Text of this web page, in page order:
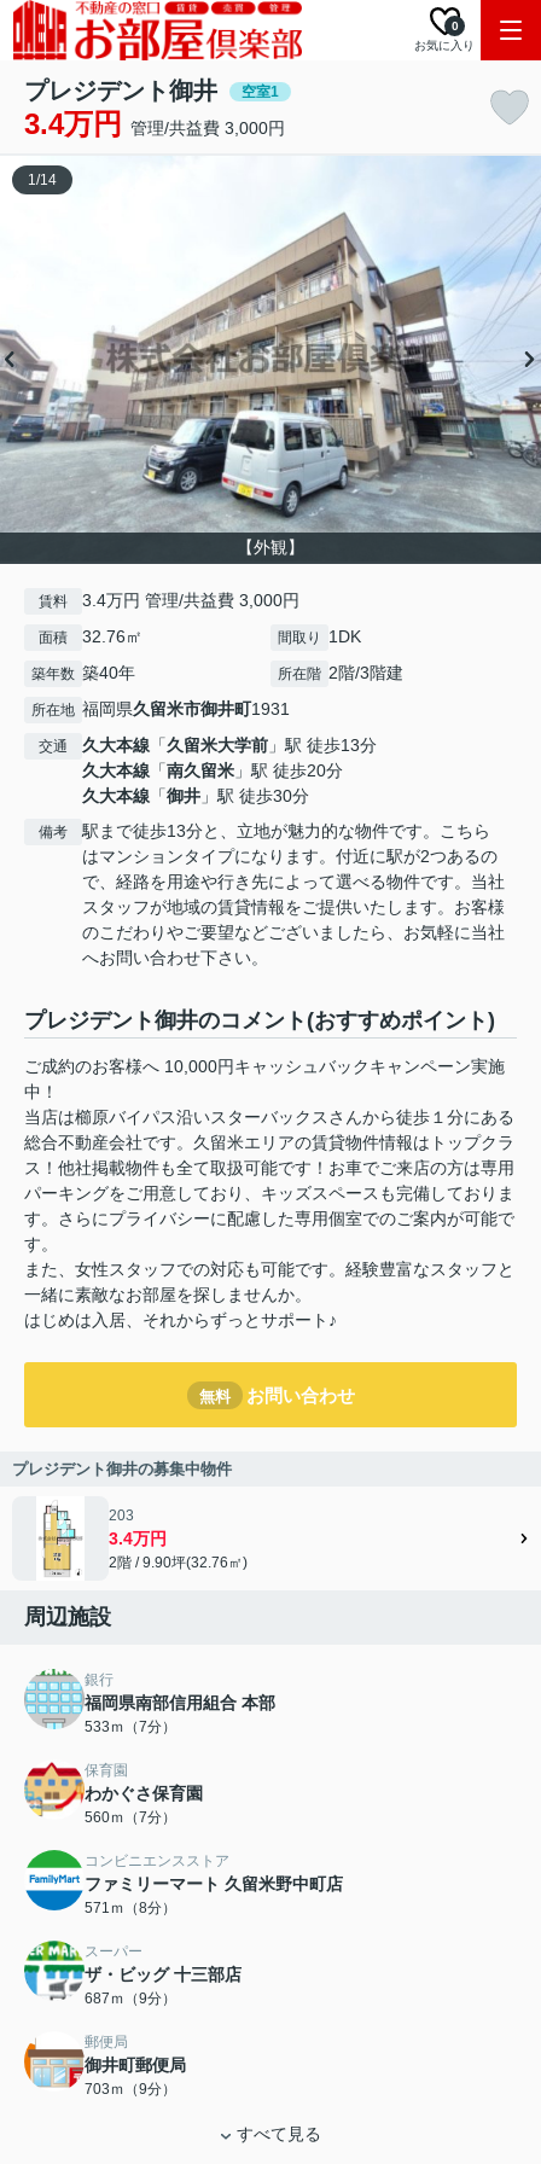
お気に入り
0
プレジデント御井 空室1
3.4万円 管理/共益費 3,000円
【外観】
1/14
賃料 3.4万円 管理/共益費 3,000円
面積 32.76㎡ 間取り 1DK
築年数 築40年 所在階 2階/3階建
所在地 福岡県久留米市御井町1931
交通 久大本線 「久留米大学前 」駅 徒歩13分
久大本線 「南久留米 」駅 徒歩20分
久大本線 「御井 」駅 徒歩30分
備考
駅まで徒歩13分と、立地が魅力的な物件です。こちら
はマンションタイプになります。付近に駅が2つあるの
で、経路を用途や行き先によって選べる物件です。当社
スタッフが地域の賃貸情報をご提供いたします。お客様
のこだわりやご要望などございましたら、お気軽に当社
へお問い合わせ下さい。
プレジデント御井のコメント(おすすめポイント)
ご成約のお客様へ 10,000円キャッシュバックキャンペーン実施
中！
当店は櫛原バイパス沿いスターバックスさんから徒歩１分にある
総合不動産会社です。久留米エリアの賃貸物件情報はトップクラ
ス！他社掲載物件も全て取扱可能です！お車でご来店の方は専用
パーキングをご用意しており、キッズスペースも完備しておりま
す。さらにプライバシーに配慮した専用個室でのご案内が可能で
す。
また、女性スタッフでの対応も可能です。経験豊富なスタッフと
一緒に素敵なお部屋を探しませんか。
はじめは入居、それからずっとサポート♪
無料 お問い合わせ
プレジデント御井の募集中物件
203
3.4万円
2階 / 9.90坪(32.76㎡)
周辺施設
銀行
福岡県南部信用組合 本部
533ｍ（7分）
保育園
わかぐさ保育園
560ｍ（7分）
コンビニエンスストア
ファミリーマート 久留米野中町店
571ｍ（8分）
スーパー
ザ・ビッグ 十三部店
687ｍ（9分）
郵便局
御井町郵便局
703ｍ（9分）
すべて見る